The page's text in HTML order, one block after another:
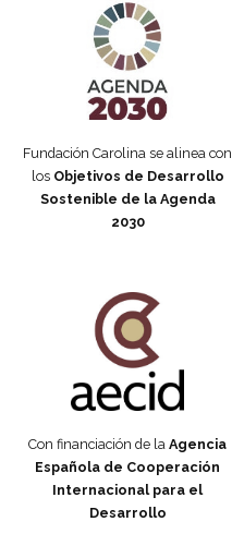
Fundación Carolina se alinea con
los Objetivos de Desarrollo
Sostenible de la Agenda
2030
Con financiación de la Agencia
Española de Cooperación
Internacional para el
Desarrollo